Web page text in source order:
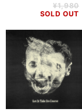
¥1,980
SOLD OUT